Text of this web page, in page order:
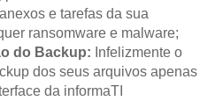
e tarefas da sua
ransomware e malware;
do Backup: Infelizmente o
dos seus arquivos apenas
da informaTI